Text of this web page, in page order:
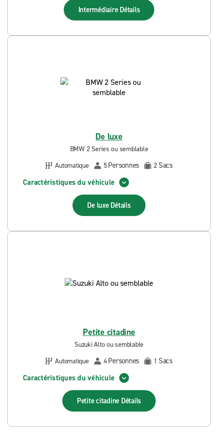
Intermédiaire Détails
De luxe
BMW 2 Series ou semblable
Automatique
5Personnes 2 Sacs
Caractéristiques du véhicule
De luxe Détails
Petite citadine
Suzuki Alto ou semblable
Automatique
4Personnes 1 Sacs
Caractéristiques du véhicule
Petite citadine Détails